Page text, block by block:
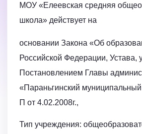
МОУ «Елеевская средняя
школа» действует на
основании Закона «Об
Российской Федерации, Устава,
Постановлением Главы
«Параньгинский
П от 4.02.2008г.,
Тип учреждения: